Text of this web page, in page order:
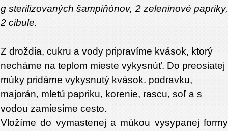
g sterilizovaných šampiňónov, 2 zeleninové papriky,
2 cibule.
Z droždia, cukru a vody pripravíme kvások, ktorý
necháme na teplom mieste vykysnúť. Do preosiatej
múky pridáme vykysnutý kvások. podravku,
majorán, mletú papriku, korenie, rascu, soľ a s
vodou zamiesime cesto.
Vložíme do vymastenej a múkou vysypanej formy